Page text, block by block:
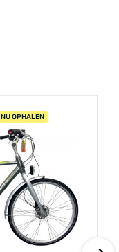
NU OPHALEN